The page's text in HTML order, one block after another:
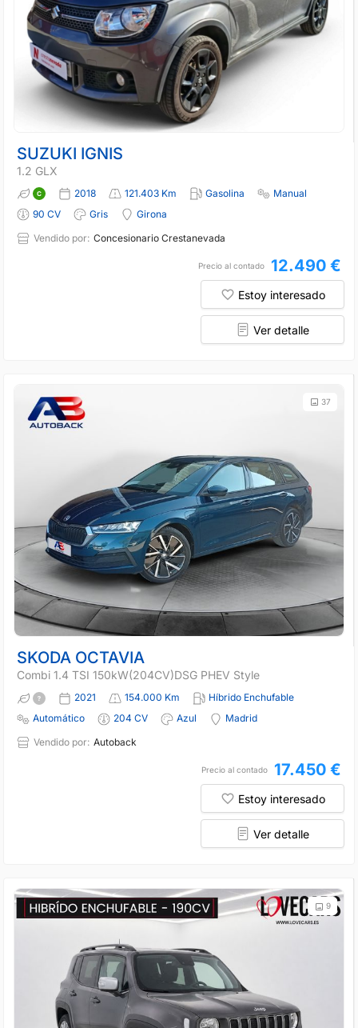
SUZUKI IGNIS
1.2 GLX
2018 121.403 Km Gasolina
Manual
90 CV
Gris
Girona
Vendido por: Concesionario Crestanevada
Precio al contado 12.490 €
Estoy interesado
Ver detalle
37
SKODA OCTAVIA
Combi 1.4 TSI 150kW(204CV)DSG PHEV Style
2021 154.000 Km
Híbrido Enchufable
Automático
204 CV Azul
Madrid
Vendido por: Autoback
Precio al contado 17.450 €
Estoy interesado
Ver detalle
9